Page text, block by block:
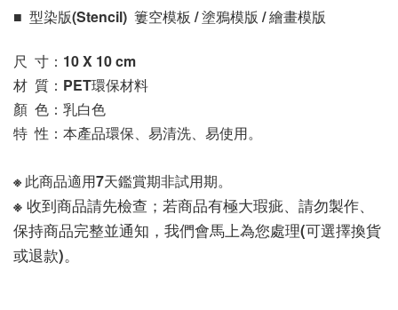
■  型染版(Stencil)  簍空模板 / 塗鴉模版 / 繪畫模版
尺  寸：10 X 10 cm
材  質：PET環保材料
顏  色：乳白色
特  性：本產品環保、易清洗、易使用。
※ 此商品適用7天鑑賞期非試用期。
※ 收到商品請先檢查；若商品有極大瑕疵、請勿製作、
保持商品完整並通知，我們會馬上為您處理(可選擇換貨
或退款)。